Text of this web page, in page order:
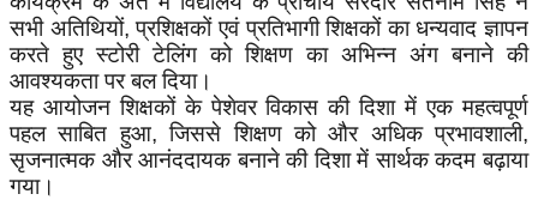
सभी अतिथियों, प्रशिक्षकों एवं प्रतिभागी शिक्षकों का धन्यवाद ज्ञापन
करते हुए स्टोरी टेलिंग को शिक्षण का अभिन्न अंग बनाने की
आवश्यकता पर बल दिया।
यह आयोजन शिक्षकों के पेशेवर विकास की दिशा में एक महत्वपूर्ण
पहल साबित हुआ, जिससे शिक्षण को और अधिक प्रभावशाली,
सृजनात्मक और आनंददायक बनाने की दिशा में सार्थक कदम बढ़ाया
गया।